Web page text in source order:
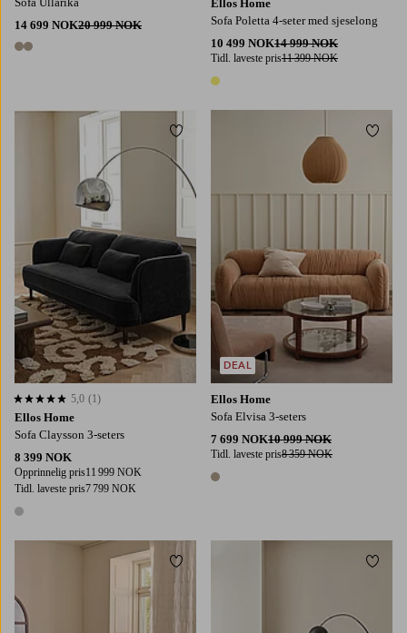
14 699 NOK20 999 NOK
2 farger
Ellos Home
Sofa Poletta 4-seter med sjeselong
10 499 NOK14 999 NOK
Tidl. laveste pris11 399 NOK
1 farge
Ellos Home
Sofa Claysson 3-seters
8 399 NOK
Opprinnelig pris11 999 NOK
Tidl. laveste pris7 799 NOK
1 farge
5,0 basert på 1 karaktergivninger
5,0 (1)
Legg til favoritter
Ellos Home
Sofa Elvisa 3-seters
7 699 NOK10 999 NOK
Tidl. laveste pris8 359 NOK
1 farge
DEAL
Legg til favoritter